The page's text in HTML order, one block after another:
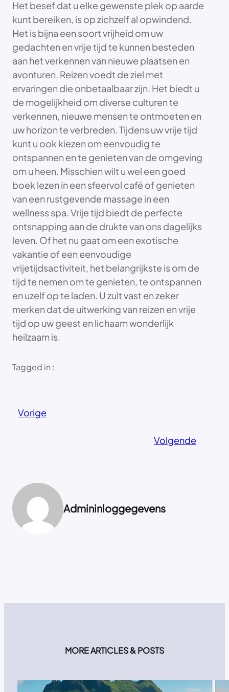
Het besef dat u elke gewenste plek op aarde
kunt bereiken, is op zichzelf al opwindend.
Het is bijna een soort vrijheid om uw
gedachten en vrije tijd te kunnen besteden
aan het verkennen van nieuwe plaatsen en
avonturen. Reizen voedt de ziel met
ervaringen die onbetaalbaar zijn. Het biedt u
de mogelijkheid om diverse culturen te
verkennen, nieuwe mensen te ontmoeten en
uw horizon te verbreden. Tijdens uw vrije tijd
kunt u ook kiezen om eenvoudig te
ontspannen en te genieten van de omgeving
om u heen. Misschien wilt u wel een goed
boek lezen in een sfeervol café of genieten
van een rustgevende massage in een
wellness spa. Vrije tijd biedt de perfecte
ontsnapping aan de drukte van ons dagelijks
leven. Of het nu gaat om een exotische
vakantie of een eenvoudige
vrijetijdsactiviteit, het belangrijkste is om de
tijd te nemen om te genieten, te ontspannen
en uzelf op te laden. U zult vast en zeker
merken dat de uitwerking van reizen en vrije
tijd op uw geest en lichaam wonderlijk
heilzaam is.
Tagged in :
Vorige
Volgende
Admininloggegevens
MORE ARTICLES & POSTS